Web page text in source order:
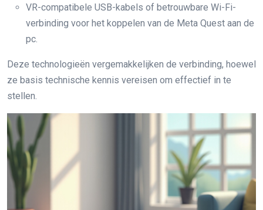
VR-compatibele USB-kabels of betrouwbare Wi-Fi-
verbinding voor het koppelen van de Meta Quest aan de
pc.
Deze technologieën vergemakkelijken de verbinding, hoewel
ze basis technische kennis vereisen om effectief in te
stellen.